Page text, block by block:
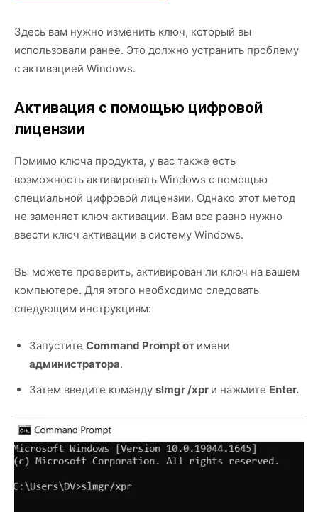
Здесь вам нужно изменить ключ, который вы
использовали ранее. Это должно устранить проблему
с активацией Windows.
Активация с помощью цифровой
лицензии
Помимо ключа продукта, у вас также есть
возможность активировать Windows с помощью
специальной цифровой лицензии. Однако этот метод
не заменяет ключ активации. Вам все равно нужно
ввести ключ активации в систему Windows.
Вы можете проверить, активирован ли ключ на вашем
компьютере. Для этого необходимо следовать
следующим инструкциям:
Запустите Command Prompt от имени
администратора.
Затем введите команду slmgr /xpr и нажмите Enter.